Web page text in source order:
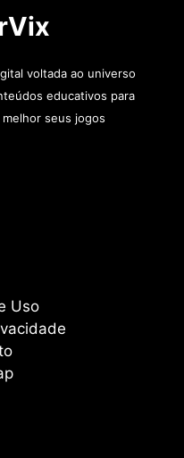
voltada ao universo
educativos para
seus jogos
Uso